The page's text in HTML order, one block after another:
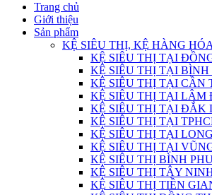
Trang chủ
Giới thiệu
Sản phẩm
KỆ SIÊU THỊ, KỆ HÀNG HÓA
KỆ SIÊU THỊ TẠI
KỆ SIÊU THỊ TẠI BÌNH
KỆ SIÊU THỊ TẠI CẦN
KỆ SIÊU THỊ TẠI LÂM
KỆ SIÊU THỊ TẠI ĐẮK
KỆ SIÊU THỊ TẠI
KỆ SIÊU THỊ TẠI
KỆ SIÊU THỊ TẠI
KỆ SIÊU THỊ BÌNH
KỆ SIÊU THỊ TÂY
KỆ SIÊU THỊ TIỀN